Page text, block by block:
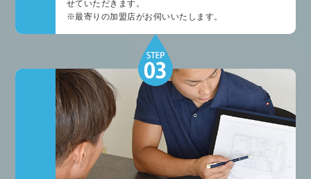
せていただきます。
※最寄りの加盟店がお伺いいたします。